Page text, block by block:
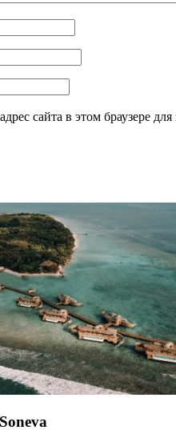
сайта в этом браузере